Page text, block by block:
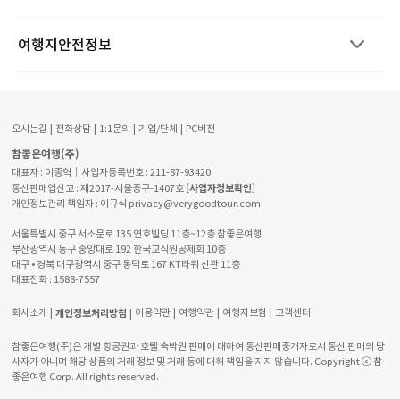
여행지안전정보
오시는길 전화상담 1:1문의 기업/단체 PC버전
참좋은여행(주)
대표자 : 이종혁│사업자등록번호 : 211-87-93420
통신판매업신고 : 제2017-서울중구-1407호 [사업자정보확인]
개인정보관리 책임자 : 이규식 privacy@verygoodtour.com
서울특별시 중구 서소문로 135 연호빌딩 11층~12층 참좋은여행
부산광역시 동구 중앙대로 192 한국교직원공제회 10층
대구 • 경북 대구광역시 중구 동덕로 167 KT타워 신관 11층
대표전화 : 1588-7557
회사소개 개인정보처리방침 이용약관 여행약관 여행자보험 고객센터
참좋은여행(주)은 개별 항공권과 호텔 숙박권 판매에 대하여 통신판매중개자로서 통신 판매의 당
사자가 아니며 해당 상품의 거래 정보 및 거래 등에 대해 책임을 지지 않습니다. Copyright ⓒ 참
좋은여행 Corp. All rights reserved.